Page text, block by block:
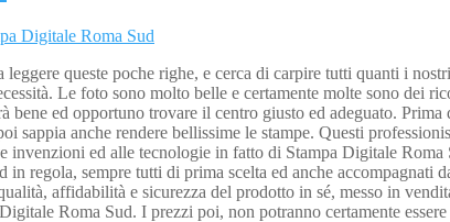
Digitale Roma Sud
queste poche righe, e cerca di carpire tutti quanti i
Le foto sono molto belle e certamente molte sono dei
bene ed opportuno trovare il centro giusto ed adeguato.
sappia anche rendere bellissime le stampe. Questi
invenzioni ed alle tecnologie in fatto di Stampa Digitale
regola, sempre tutti di prima scelta ed anche accompagnati
affidabilità e sicurezza del prodotto in sé, messo in
Roma Sud. I prezzi poi, non potranno certamente essere